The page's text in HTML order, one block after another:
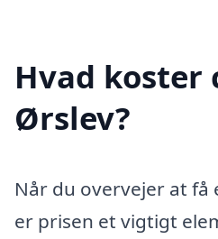
Hvad koster
Ørslev?
Når du overvejer at få
er prisen et vigtigt